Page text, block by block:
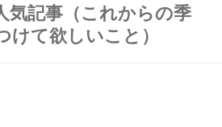
気記事（これからの季
けて欲しいこと）